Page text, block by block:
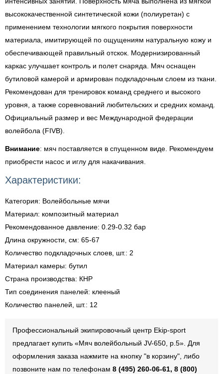
высококачественной синтетической кожи (полиуретан) с
применением технологии мягкого покрытия поверхности
материала, имитирующей по ощущениям натуральную кожу и
обеспечивающей правильный отскок. Модернизированный
каркас улучшает контроль и полет снаряда. Мяч оснащен
бутиловой камерой и армирован подкладочным слоем из ткани.
Рекомендован для тренировок команд среднего и высокого
уровня, а также соревнований любительских и средних команд.
Официальный размер и вес Международной федерации
волейбола (FIVB).
Внимание: мяч поставляется в спущенном виде. Рекомендуем
приобрести насос и иглу для накачивания.
Характеристики:
Категория: Волейбольные мячи
Материал: композитный материал
Рекомендованное давление: 0.29-0.32 бар
Длина окружности, см: 65-67
Количество подкладочных слоев, шт.: 2
Материал камеры: бутил
Страна производства: КНР
Тип соединения панелей: клееный
Количество панелей, шт.: 12
Профессиональный экипировочный центр Ekip-sport
предлагает купить «Мяч волейбольный JV-650, р.5». Для
оформления заказа нажмите на кнопку "в корзину", либо
позвоните нам по телефонам 8 (495) 260-06-61, 8 (800)